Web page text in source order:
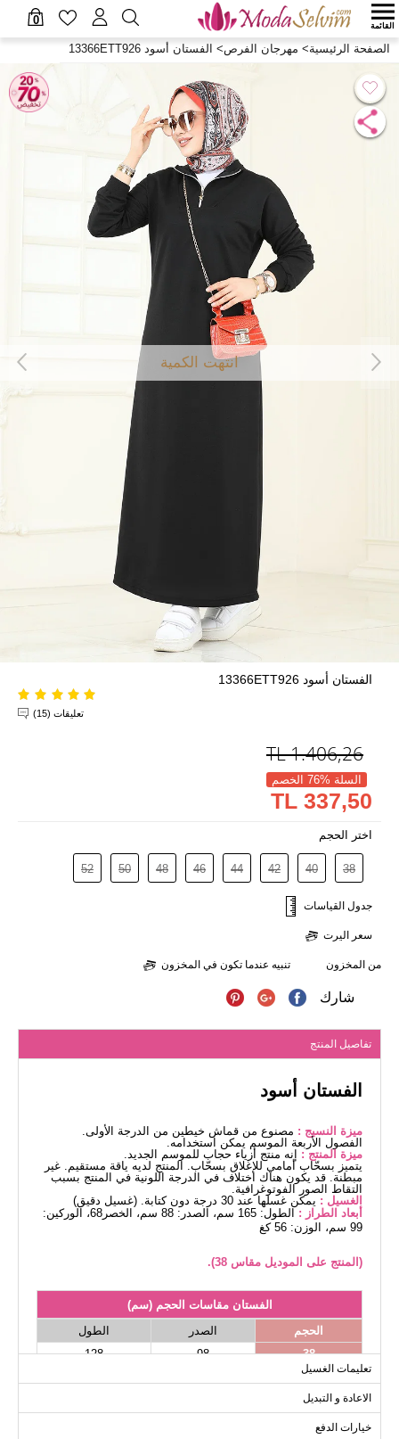
0 القائمة
الصفحة الرئيسية> مهرجان الفرص> الفستان أسود 13366ETT926
انتهت الكمية
الفستان أسود 13366ETT926
تعليقات (15)
1.406,26
TL
السلة %76 الخصم
337,50 TL
اختر الحجم
38
40
42
44
46
48
50
52
جدول القياسات
سعر اليرت
من المخزون تنبيه عندما تكون في المخزون
شارك
تفاصيل المنتج
الفستان أسود
ميزة النسيج : مصنوع من قماش خيطين من الدرجة الأولى.
الفصول الأربعة الموسم يمكن استخدامه.
ميزة المنتج : إنه منتج أزياء حجاب للموسم الجديد.
يتميز بسحّاب أمامي للإغلاق بسحّاب. المنتج لديه ياقة مستقيم. غير
مبطنة. قد يكون هناك اختلاف في الدرجة اللونية في المنتج بسبب
التقاط الصور الفوتوغرافية.
الغسيل : يمكن غسلها عند 30 درجة دون كتابة. (غسيل دقيق)
أبعاد الطراز :
الطول: 165 سم، الصدر: 88 سم، الخصر68، الوركين:
99 سم، الوزن: 56 كغ
(المنتج على الموديل مقاس 38).
الفستان مقاسات الحجم (سم)
الحجم
الصدر
الطول
38
98
128
40
42
تعليمات الغسيل
الاعادة و التبديل
خيارات الدفع